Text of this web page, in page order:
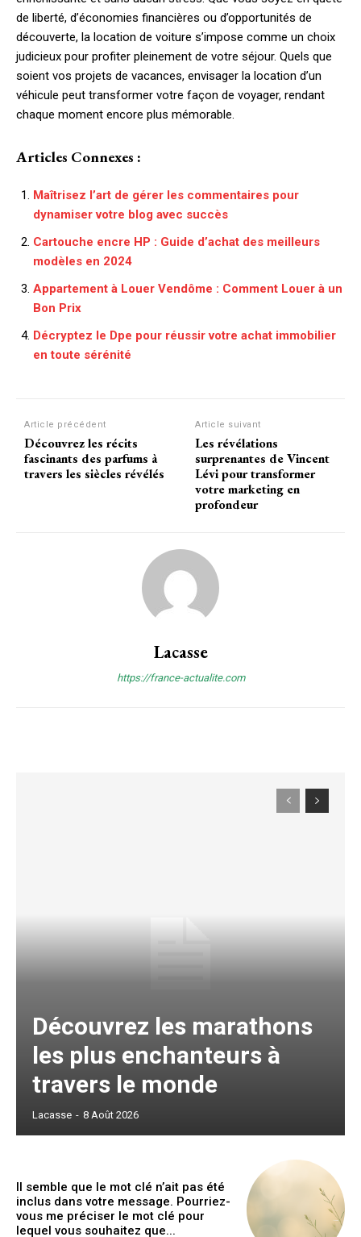
de liberté, d’économies financières ou d’opportunités de
découverte, la location de voiture s’impose comme un choix
judicieux pour profiter pleinement de votre séjour. Quels que
soient vos projets de vacances, envisager la location d’un
véhicule peut transformer votre façon de voyager, rendant
chaque moment encore plus mémorable.
Articles Connexes :
Maîtrisez l’art de gérer les commentaires pour
dynamiser votre blog avec succès
Cartouche encre HP : Guide d’achat des meilleurs
modèles en 2024
Appartement à Louer Vendôme : Comment Louer à un
Bon Prix
Décryptez le Dpe pour réussir votre achat immobilier
en toute sérénité
Article précédent
Découvrez les récits
fascinants des parfums à
travers les siècles révélés
Article suivant
Les révélations
surprenantes de Vincent
Lévi pour transformer
votre marketing en
profondeur
Lacasse
https://france-actualite.com
Découvrez les marathons
les plus enchanteurs à
travers le monde
Lacasse - 8 Août 2026
Il semble que le mot clé n’ait pas été
inclus dans votre message. Pourriez-
vous me préciser le mot clé pour
lequel vous souhaitez que...